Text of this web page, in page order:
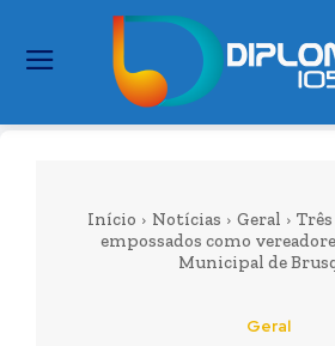
Início Notícias Geral
empossados como
Municipal de
Geral